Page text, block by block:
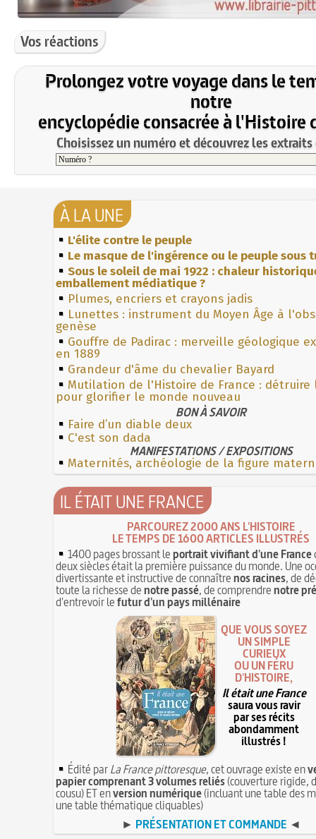
Vos réactions
Prolongez votre voyage dans le
notre
encyclopédie consacrée à l'Histoire
Choisissez un numéro et découvrez les
À LA UNE
L'élite contre le peuple
Le masque de l'ingérence ou le peuple sous
Sous le soleil de mai 1922 : chaleur
emballement médiatique ?
Plumes, encriers et crayons jadis
Lunettes : instrument du Moyen Âge à
genèse
Gouffre de Padirac : merveille géologique
en 1889
Grandeur d'âme du chevalier Bayard
Mutilation de l'Histoire de France : détruire
pour glorifier le monde nouveau
BON À SAVOIR
Faire d’un diable deux
C'est son dada
MANIFESTATIONS / EXPOSITIONS
Maternités, archéologie de la figure
IL ÉTAIT UNE FRANCE
PARCOUREZ 2000 ANS L'HISTOIRE
LE TEMPS DE 1600 ARTICLES ILLUSTRÉS
1400 pages brossant leportrait vivifiant d'une France
deux siècles était la première puissance du monde. Une
divertissante et instructive de connaîtrenos racines, de
toute la richesse denotre passé, de comprendrenotre
d'entrevoir lefutur d'un pays millénaire
QUE VOUS SOYEZ
UN SIMPLE
CURIEUX
OU UN FÉRU
D'HISTOIRE,
Il était une France
saura vous ravir
par ses récits
abondamment
illustrés !
Édité parLa France pittoresque, cet ouvrage existe en
papier comprenant 3 volumes reliés(couverture rigide,
cousu) ET enversion numérique(incluant une table des
une table thématique cliquables)
► PRÉSENTATION ET COMMANDE ◄